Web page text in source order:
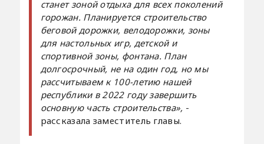
станет зоной отдыха для всех поколений
горожан. Планируется строительство
беговой дорожки, велодорожки, зоны
для настольных игр, детской и
спортивной зоны, фонтана. План
долгосрочный, не на один год, но мы
рассчитываем к 100-летию нашей
республики в 2022 году завершить
основную часть строительства», -
рассказала заместитель главы.